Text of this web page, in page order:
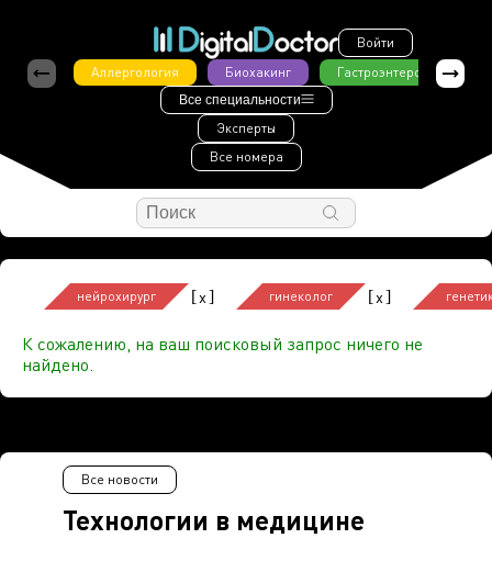
Войти
Аллергология
Биохакинг Гастроэнтерология
Все специальности
Эксперты
Все номера
нейрохирург [x] гинеколог [x]
К сожалению, на ваш поисковый запрос ничего не
найдено.
Технологии в медицине
Все новости